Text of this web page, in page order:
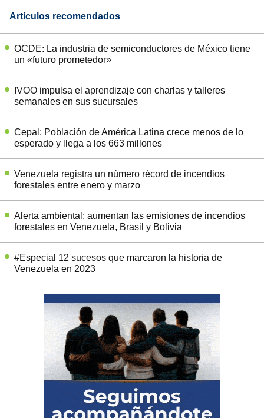
Artículos recomendados
OCDE: La industria de semiconductores de México tiene
un «futuro prometedor»
IVOO impulsa el aprendizaje con charlas y talleres
semanales en sus sucursales
Cepal: Población de América Latina crece menos de lo
esperado y llega a los 663 millones
Venezuela registra un número récord de incendios
forestales entre enero y marzo
Alerta ambiental: aumentan las emisiones de incendios
forestales en Venezuela, Brasil y Bolivia
#Especial 12 sucesos que marcaron la historia de
Venezuela en 2023